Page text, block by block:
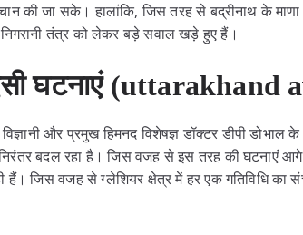
की जा सके। हालांकि, जिस तरह से बद्रीनाथ के माणा
तंत्र को लेकर बड़े सवाल खड़े हुए हैं।
घटनाएं (uttarakhand
विज्ञानी और प्रमुख हिमनद विशेषज्ञ डॉक्टर डीपी
बदल रहा है। जिस वजह से इस तरह की घटनाएं आगे
हैं। जिस वजह से ग्लेशियर क्षेत्र में हर एक गतिविधि